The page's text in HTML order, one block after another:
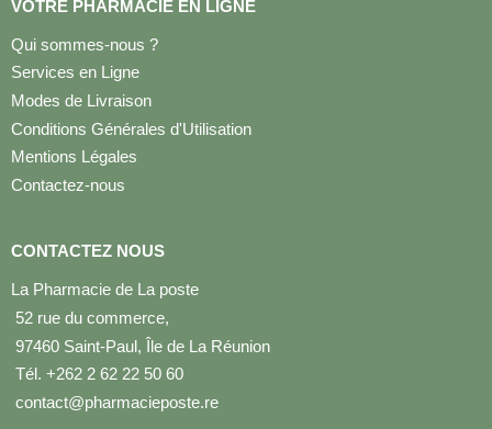
VOTRE PHARMACIE EN LIGNE
Qui sommes-nous ?
Services en Ligne
Modes de Livraison
Conditions Générales d'Utilisation
Mentions Légales
Contactez-nous
CONTACTEZ NOUS
La Pharmacie de La poste
52 rue du commerce,
97460 Saint-Paul, Île de La Réunion
Tél. +262 2 62 22 50 60
contact@pharmacieposte.re